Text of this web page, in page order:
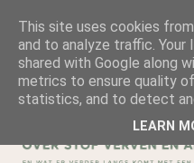
This site uses cookies
and to analyze traffic. Your
shared with Google along
metrics to ensure quality
statistics, and to detect
LEARN